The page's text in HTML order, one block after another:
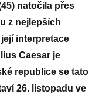
natočila přes
z nejlepších
interpretace
Caesar je
republice se tato
26. listopadu ve